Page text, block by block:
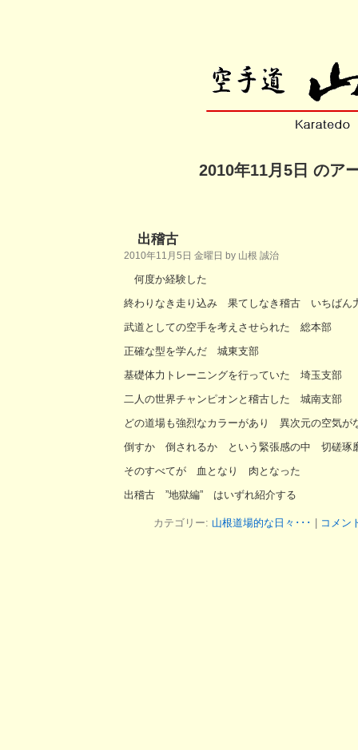
2010年11月5日 のア
出稽古
2010年11月5日 金曜日 by 山根 誠治
何度か経験した
終わりなき走り込み 果てしなき稽古 いちばん
武道としての空手を考えさせられた 総本部
正確な型を学んだ 城東支部
基礎体力トレーニングを行っていた 埼玉支部
二人の世界チャンピオンと稽古した 城南支部
どの道場も強烈なカラーがあり 異次元の空気が
倒すか 倒されるか という緊張感の中 切磋琢
そのすべてが 血となり 肉となった
出稽古 ”地獄編” はいずれ紹介する
カテゴリー: 山根道場的な日々･･･ コメン